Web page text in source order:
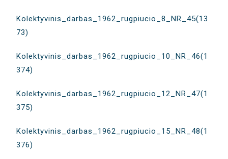
Kolektyvinis_darbas_1962_rugpiucio_8_NR_45(13
73)
Kolektyvinis_darbas_1962_rugpiucio_10_NR_46(1
374)
Kolektyvinis_darbas_1962_rugpiucio_12_NR_47(1
375)
Kolektyvinis_darbas_1962_rugpiucio_15_NR_48(1
376)